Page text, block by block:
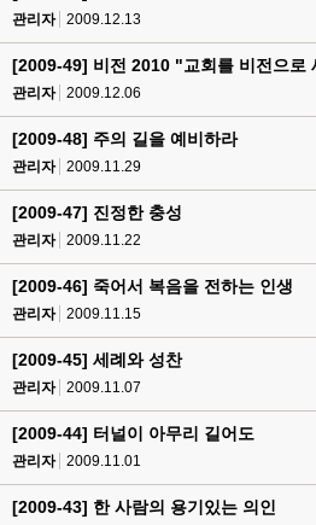
관리자 2009.12.13
[2009-49] 비전 2010 "교회를 비전으로
관리자 2009.12.06
[2009-48] 주의 길을 예비하라
관리자 2009.11.29
[2009-47] 진정한 충성
관리자 2009.11.22
[2009-46] 죽어서 복음을 전하는 인생
관리자 2009.11.15
[2009-45] 세례와 성찬
관리자 2009.11.07
[2009-44] 터널이 아무리 길어도
관리자 2009.11.01
[2009-43] 한 사람의 용기있는 의인